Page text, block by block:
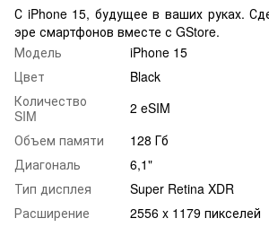
С iPhone 15, будущее в ваших руках.
эре смартфонов вместе с GStore.
Модель
iPhone 15
Цвет
Black
Количество
SIM
2 eSIM
Объем памяти
128 Гб
Диагональ
6,1"
Тип дисплея
Super Retina XDR
Расширение
2556 x 1179 пикселей